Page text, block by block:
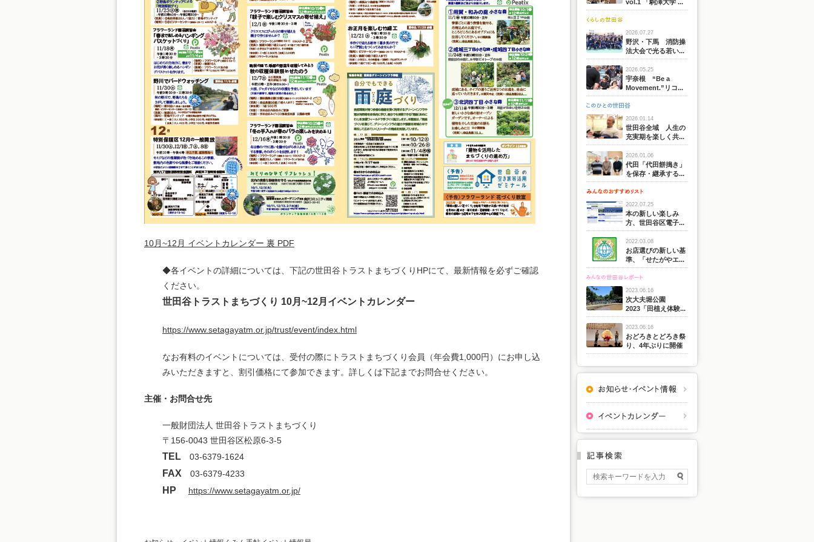
10月~12月 イベントカレンダー 裏 PDF
◆各イベントの詳細については、下記の世田谷トラストまちづくりHPにて、最新情報を必ずご確認
ください。
世田谷トラストまちづくり 10月~12月イベントカレンダー
https://www.setagayatm.or.jp/trust/event/index.html
なお有料のイベントについては、受付の際にトラストまちづくり会員（年会費1,000円）にお申し込
みいただきますと、割引価格にて参加できます。詳しくは下記までお問合せください。
主催・お問合せ先
一般財団法人 世田谷トラストまちづくり
〒156-0043 世田谷区松原6-3-5
TEL 03-6379-1624
FAX 03-6379-4233
HP https://www.setagayatm.or.jp/
vol.1 「駒澤大学 ...
2026.07.27
野沢・下馬 消防操
法大会で光る若い...
2026.05.25
宇奈根 “Be a
Movement.”リコ...
2026.01.14
世田谷全域 人生の
充実期を楽しく共...
2026.01.06
代田「代田餅搗き」
を保存・継承する...
2022.07.25
本の新しい楽しみ
方、世田谷区電子...
2022.03.08
お店選びの新しい基
準、「せたがやエ...
2023.06.16
次大夫堀公園
2023「田植え体験...
2023.06.16
おどろきとどろき祭
り、4年ぶりに開催